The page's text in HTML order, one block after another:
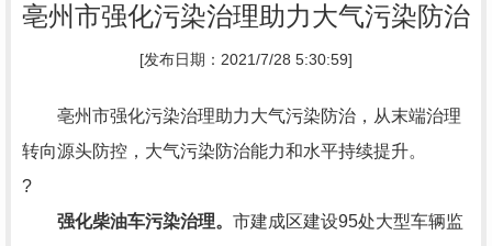
亳州市强化污染治理助力大气污染防治
[发布日期：2021/7/28 5:30:59]
亳州市强化污染治理助力大气污染防治，从末端治理
转向源头防控，大气污染防治能力和水平持续提升。
?
强化柴油车污染治理。 市建成区建设95处大型车辆监